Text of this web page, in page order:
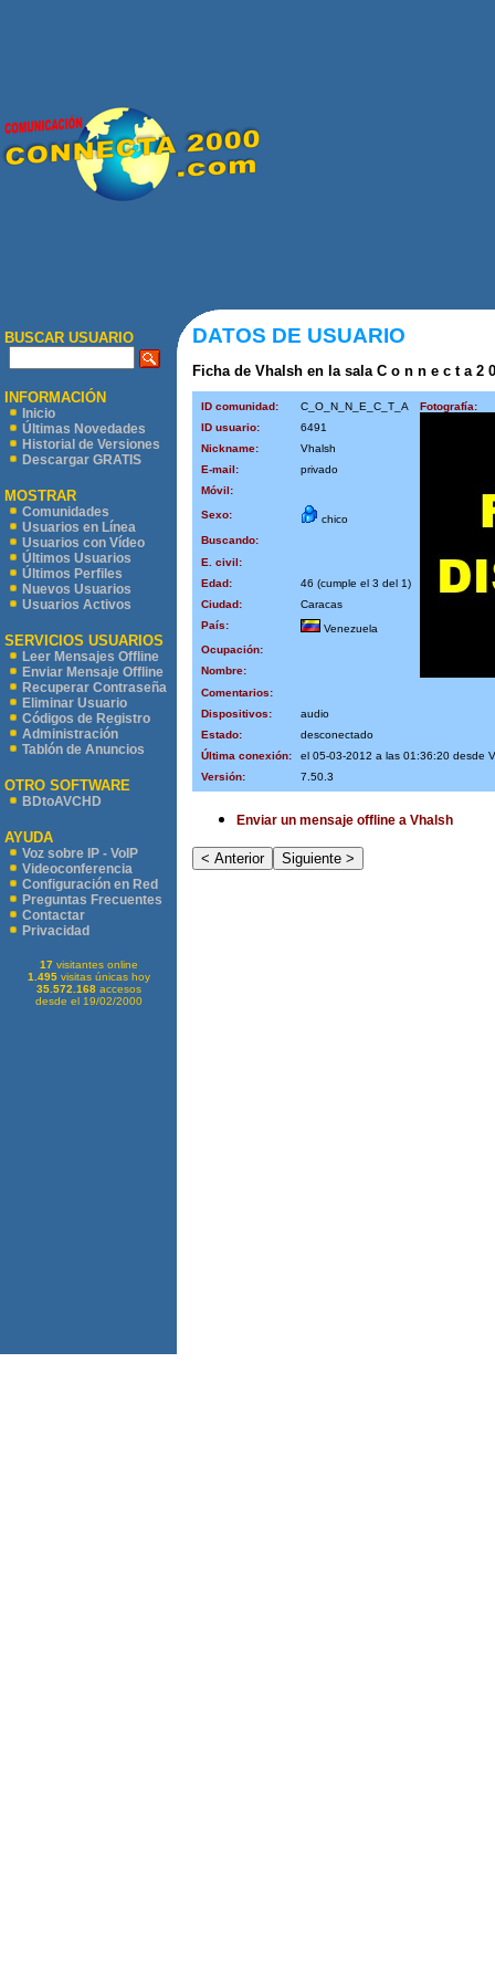
BUSCAR USUARIO
INFORMACIÓN
Inicio
Últimas Novedades
Historial de Versiones
Descargar GRATIS
MOSTRAR
Comunidades
Usuarios en Línea
Usuarios con Vídeo
Últimos Usuarios
Últimos Perfiles
Nuevos Usuarios
Usuarios Activos
SERVICIOS USUARIOS
Leer Mensajes Offline
Enviar Mensaje Offline
Recuperar Contraseña
Eliminar Usuario
Códigos de Registro
Administración
Tablón de Anuncios
OTRO SOFTWARE
BDtoAVCHD
AYUDA
Voz sobre IP - VoIP
Videoconferencia
Configuración en Red
Preguntas Frecuentes
Contactar
Privacidad
17visitantes online
1.495visitas únicas hoy
35.572.168accesos
desde el 19/02/2000
DATOS DE USUARIO
Ficha de Vhalsh en la sala C o n n e c t a 2
ID comunidad: C_O_N_N_E_C_T_A
Fotografía:
ID usuario:
6491
Nickname:
Vhalsh
E-mail:
privado
Móvil:
Sexo:
chico
Buscando:
E. civil:
Edad:
46 (cumple el 3 del 1)
Ciudad:
Caracas
País:
Venezuela
Ocupación:
Nombre:
Comentarios:
Dispositivos:
audio
Estado:
desconectado
Última conexión:
el 05-03-2012 a las 01:36:20 desde
Versión:
7.50.3
Enviar un mensaje offline a Vhalsh